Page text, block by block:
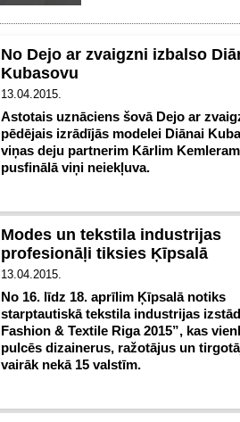
No Dejo ar zvaigzni izbalso
Kubasovu
13.04.2015.
Astotais uznāciens šovā Dejo ar
pēdējais izrādījās modelei Diānai
viņas deju partnerim Kārlim
pusfinālā viņi neiekļuva.
Modes un tekstila industrijas
profesionāļi tiksies Ķīpsalā
13.04.2015.
No 16. līdz 18. aprīlim Ķīpsalā notiks
starptautiskā tekstila industrijas
Fashion & Textile Riga 2015”, kas
pulcēs dizainerus, ražotājus un
vairāk nekā 15 valstīm.